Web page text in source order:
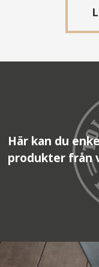
Här kan du
produkter från